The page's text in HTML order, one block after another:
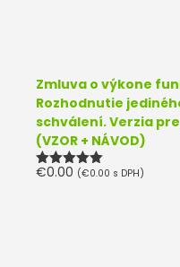
Zmluva o výkone
Rozhodnutie
schválení. Verzia
(VZOR + NÁVOD)
Hodnotenie
€0.00 (€0.00 s DPH)